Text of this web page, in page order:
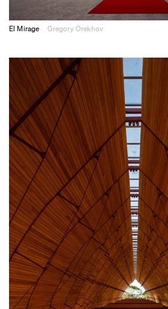
El Mirage Gregory Orekhov